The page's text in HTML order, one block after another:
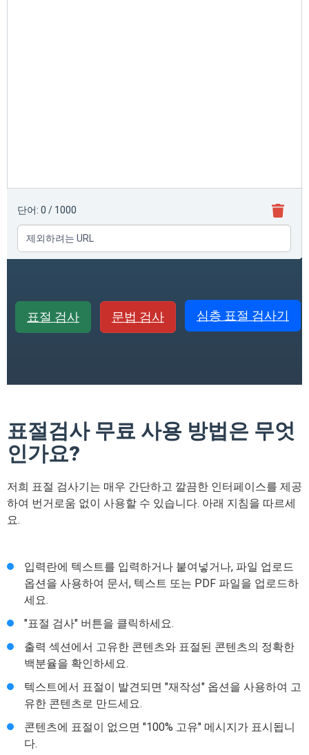
단어: 0 / 1000
표절 검사 문법 검사 심층 표절 검사기
표절검사 무료 사용 방법은 무엇
인가요?
저희 표절 검사기는 매우 간단하고 깔끔한 인터페이스를 제공
하여 번거로움 없이 사용할 수 있습니다. 아래 지침을 따르세
요.
입력란에 텍스트를 입력하거나 붙여넣거나, 파일 업로드
옵션을 사용하여 문서, 텍스트 또는 PDF 파일을 업로드하
세요.
"표절 검사" 버튼을 클릭하세요.
출력 섹션에서 고유한 콘텐츠와 표절된 콘텐츠의 정확한
백분율을 확인하세요.
텍스트에서 표절이 발견되면 "재작성" 옵션을 사용하여 고
유한 콘텐츠로 만드세요.
콘텐츠에 표절이 없으면 "100% 고유" 메시지가 표시됩니
다.